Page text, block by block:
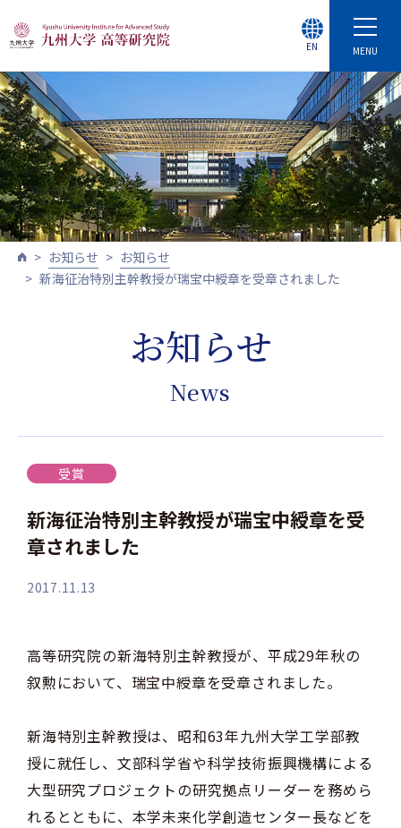
MENU
EN
お知らせ
お知らせ
新海征治特別主幹教授が瑞宝中綬章を受章されました
お知らせ
News
受賞
新海征治特別主幹教授が瑞宝中綬章を受
章されました
2017.11.13
高等研究院の新海特別主幹教授が、平成29年秋の
叙勲において、瑞宝中綬章を受章されました。
新海特別主幹教授は、昭和63年九州大学工学部教
授に就任し、文部科学省や科学技術振興機構による
大型研究プロジェクトの研究拠点リーダーを務めら
れるとともに、本学未来化学創造センター長などを